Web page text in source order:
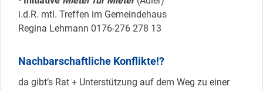
i.d.R. mtl. Treffen im Gemeindehaus
Regina Lehmann 0176-276 278 13
Nachbarschaftliche Konflikte!?
da gibt’s Rat + Unterstützung auf dem Weg zu einer